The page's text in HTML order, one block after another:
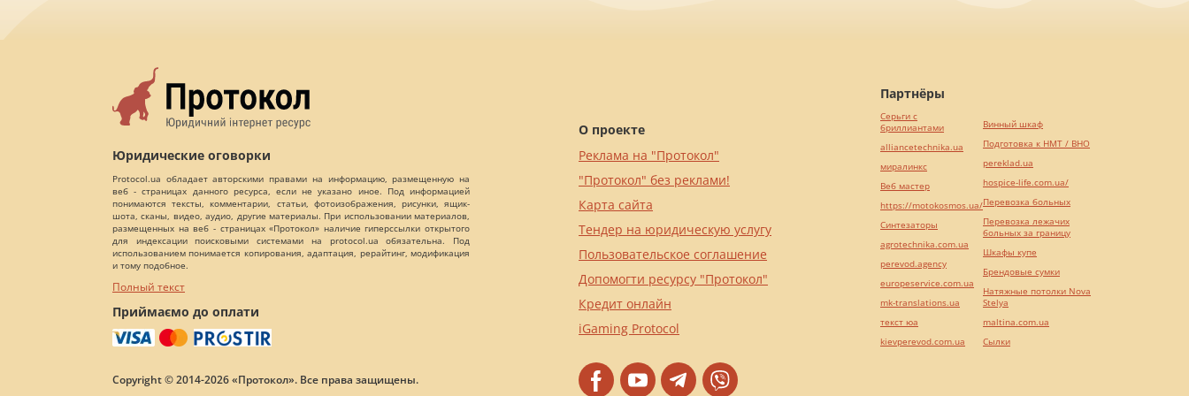
Юридические оговорки
Protocol.ua обладает авторскими правами на информацию, размещенную на
веб - страницах данного ресурса, если не указано иное. Под информацией
понимаются тексты, комментарии, статьи, фотоизображения, рисунки, ящик-
шота, сканы, видео, аудио, другие материалы. При использовании материалов,
размещенных на веб - страницах «Протокол» наличие гиперссылки открытого
для индексации поисковыми системами на protocol.ua обязательна. Под
использованием понимается копирования, адаптация, рерайтинг, модификация
и тому подобное.
Полный текст
Приймаємо до оплати
Copyright © 2014-2026 «Протокол». Все права защищены.
О проекте
Реклама на "Протокол"
"Протокол" без реклами!
Карта сайта
Тендер на юридическую услугу
Пользовательское соглашение
Допомогти ресурсу "Протокол"
Кредит онлайн
iGaming Protocol
Партнёры
Серьги с
бриллиантами
alliancetechnika.ua
миралинкс
Веб мастер
https://motokosmos.ua/
Синтезаторы
agrotechnika.com.ua
perevod.agency
europeservice.com.ua
mk-translations.ua
текст юа
kievperevod.com.ua
Винный шкаф
Подготовка к НМТ / ВНО
pereklad.ua
hospice-life.com.ua/
Перевозка больных
Перевозка лежачих
больных за границу
Шкафы купе
Брендовые сумки
Натяжные потолки Nova
Stelya
maltina.com.ua
Cылки